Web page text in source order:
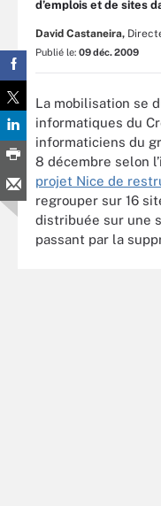
d’emplois et de sites
David Castaneira,
Publié le: 09 déc. 2009
La mobilisation se
informatiques du
informaticiens du
8 décembre selon
projet Nice de
regrouper sur 16
distribuée sur une
passant par la